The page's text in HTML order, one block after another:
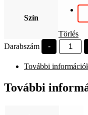
Szín
Törlés
Darabszám
-
Az
emberibb
További
További